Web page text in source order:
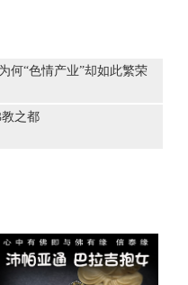
何“色情产业”却如此繁荣
之都